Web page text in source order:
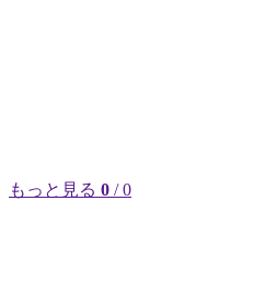
もっと見る 0 / 0